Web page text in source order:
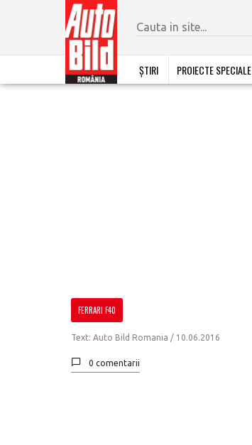
ȘTIRI PROIECTE SPECIALE
FERRARI F40
Text: Auto Bild Romania / 10.06.2016
0 comentarii